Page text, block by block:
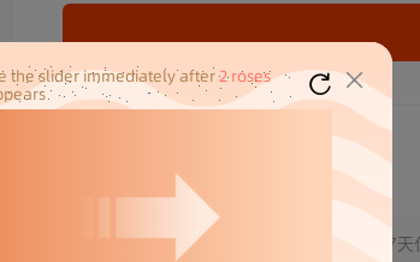
官方仓退货
近30天代发数量 近7